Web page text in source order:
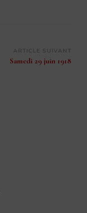
Samedi 29 juin 1918